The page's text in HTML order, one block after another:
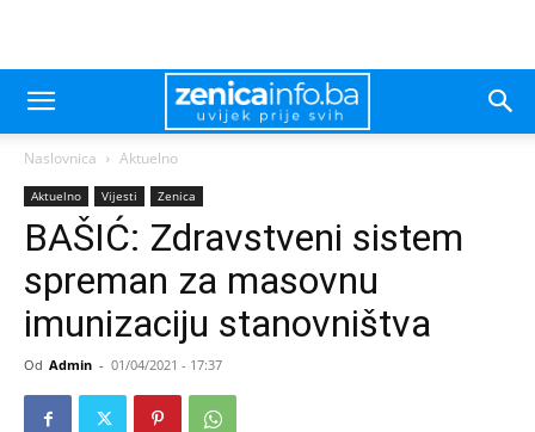
Naslovnica Aktuelno
Aktuelno Vijesti Zenica
BAŠIĆ: Zdravstveni sistem
spreman za masovnu
imunizaciju stanovništva
Od Admin - 01/04/2021 - 17:37